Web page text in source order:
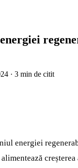
· 3 min de citit
energiei